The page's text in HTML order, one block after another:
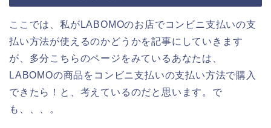
ここでは、私がLABOMOのお店でコンビニ支払いの支
払い方法が使えるのかどうかを記事にしていきます
が、多分こちらのページをみているあなたは、
LABOMOの商品をコンビニ支払いの支払い方法で購入
できたら！と、考えているのだと思います。で
も、、、。